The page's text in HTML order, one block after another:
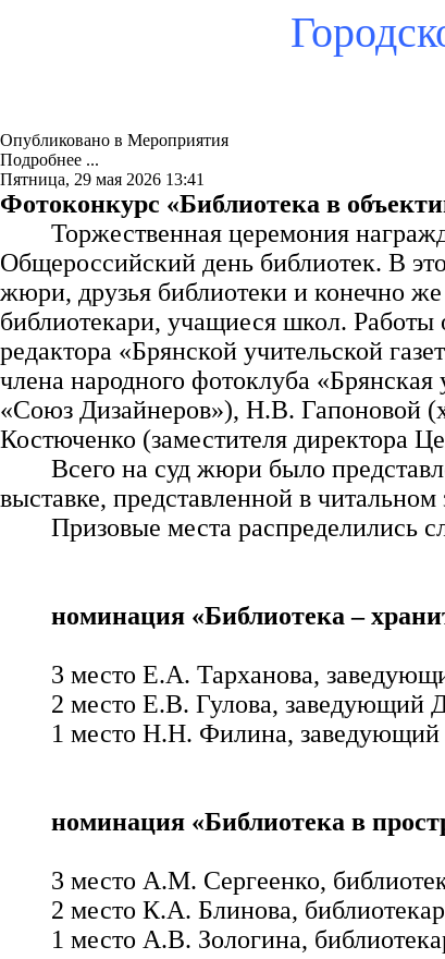
Опубликовано в Мероприятия
Подробнее ...
Пятница, 29 мая 2026 13:41
Фотоконкурс «Библиотека в
Торжественная церемония
Общероссийский день библиотек. В
жюри, друзья библиотеки и конечно
библиотекари, учащиеся школ.
редактора «Брянской учительской
члена народного фотоклуба
«Союз Дизайнеров»), Н.В. Гапоновой
Костюченко (заместителя директора
Всего на суд жюри было
выставке, представленной в
Призовые места распределились
номинация «Библиотека –
3 место Е.А. Тарханова,
2 место Е.В. Гулова, заведующий
1 место Н.Н. Филина,
номинация «Библиотека в
3 место А.М. Сергеенко,
2 место К.А. Блинова,
1 место А.В. Зологина,